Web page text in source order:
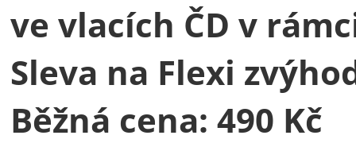
ve vlacích ČD v
Sleva na Flexi
Běžná cena: 490 Kč